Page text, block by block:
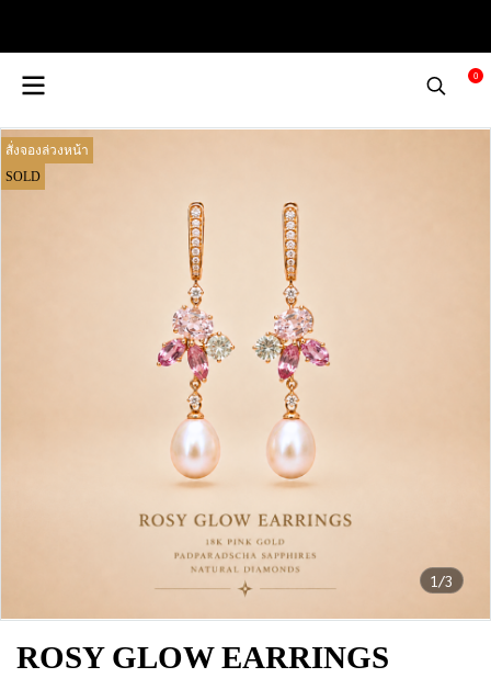
0
1/3
สั่งจองล่วงหน้า
SOLD
ROSY GLOW EARRINGS